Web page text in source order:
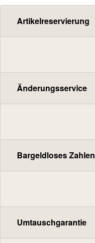
Artikelreservierung
Änderungsservice
Bargeldloses Zahlen
Umtauschgarantie